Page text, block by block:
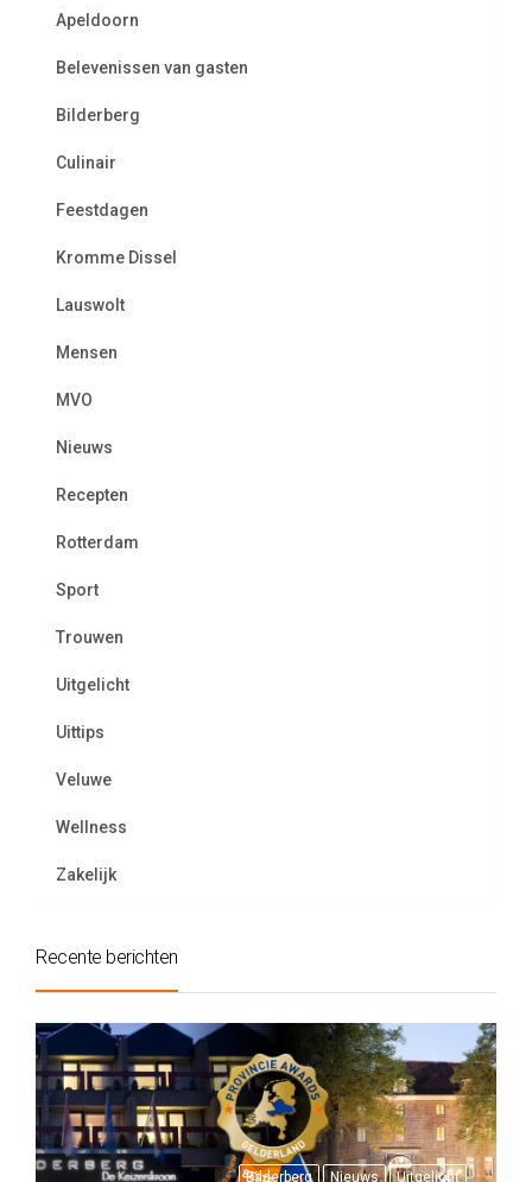
Apeldoorn
Belevenissen van gasten
Bilderberg
Culinair
Feestdagen
Kromme Dissel
Lauswolt
Mensen
MVO
Nieuws
Recepten
Rotterdam
Sport
Trouwen
Uitgelicht
Uittips
Veluwe
Wellness
Zakelijk
Recente berichten
Bilderberg Nieuws Uitgelicht